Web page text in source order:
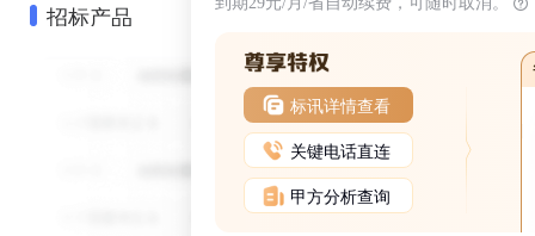
招标产品
标讯详情查看
关键电话直连
甲方分析查询